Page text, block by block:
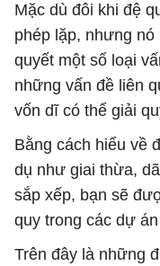
Mặc dù đôi khi đệ
phép lặp, nhưng nó
quyết một số loại
những vấn đề liên
vốn dĩ có thể giải
Bằng cách hiểu về
dụ như giai thừa,
sắp xếp, bạn sẽ
quy trong các dự
Trên đây là những